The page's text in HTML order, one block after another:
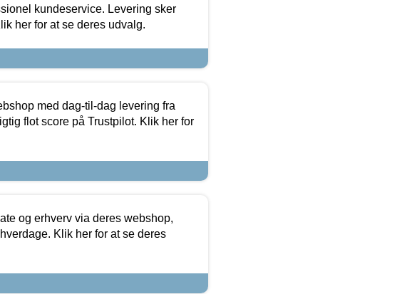
kundeservice. Levering sker
her for at se deres udvalg.
med dag-til-dag levering fra
flot score på Trustpilot. Klik her for
og erhverv via deres webshop,
Klik her for at se deres